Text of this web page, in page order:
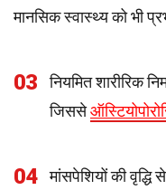
मानसिक स्वास्थ्य को भी
03
नियमित शारीरिक
जिससे
04
मांसपेशियों की